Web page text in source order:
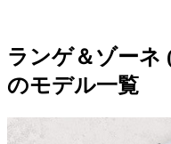
ランゲ＆ゾーネ
のモデル一覧